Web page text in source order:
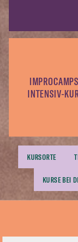
INTENSIV-
KURSORTE
KURSE BEI